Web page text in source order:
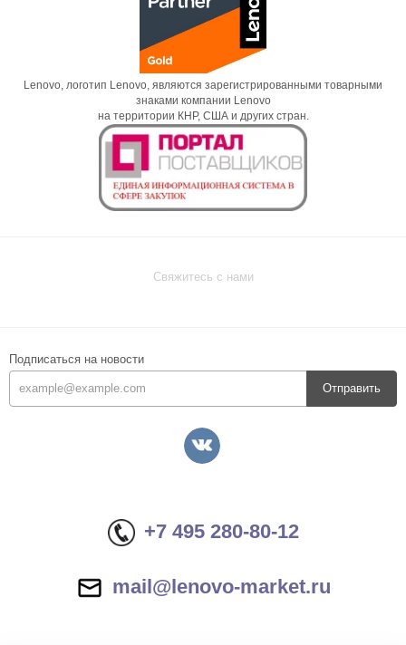
Lenovo, логотип Lenovo, являются зарегистрированными товарными
знаками компании Lenovo
на территории КНР, США и других стран.
Свяжитесь с нами
Подписаться на новости
Отправить
+7 495 280-80-12
mail@lenovo-market.ru